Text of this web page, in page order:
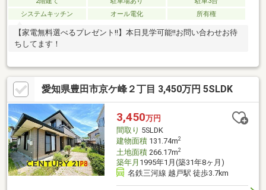
システムキッチン
オール電化 所有権
【家電無料選べるプレゼント!!】本日見学可能!!お問い合わせお待
ちしてます！
愛知県豊田市京ケ峰２丁目 3,450万円 5SLDK
3,450万円
間取り 5SLDK
建物面積131.74m2
土地面積266.17m2
築年月 1995年1月(築31年8ヶ月)
名鉄三河線 越戸駅 徒歩3.7km